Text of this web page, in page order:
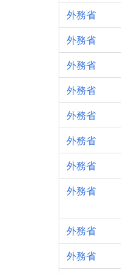
外務省
外務省
外務省
外務省
外務省
外務省
外務省
外務省
外務省
外務省